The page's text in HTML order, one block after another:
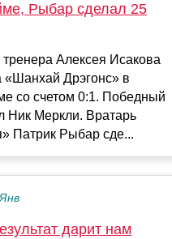
Рыбар сделал 25
Алексея Исакова
«Шанхай Дрэгонс» в
со счетом 0:1. Победный
Ник Меркли. Вратарь
Патрик Рыбар сде...
дарит нам